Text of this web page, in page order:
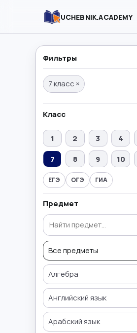
UCHEBNIK.ACADEMY
Фильтры
7 класс ×
Класс
1 2 3 4
7
8 9 10
ЕГЭ ОГЭ ГИА
Предмет
Все предметы
Алгебра
Английский язык
Арабский язык